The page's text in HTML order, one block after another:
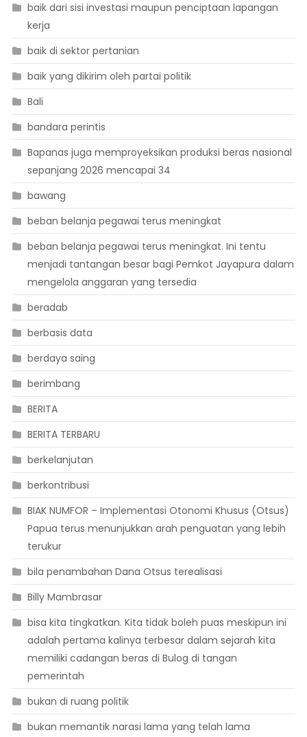
baik dari sisi investasi maupun penciptaan lapangan
kerja
baik di sektor pertanian
baik yang dikirim oleh partai politik
Bali
bandara perintis
Bapanas juga memproyeksikan produksi beras nasional
sepanjang 2026 mencapai 34
bawang
beban belanja pegawai terus meningkat
beban belanja pegawai terus meningkat. Ini tentu
menjadi tantangan besar bagi Pemkot Jayapura dalam
mengelola anggaran yang tersedia
beradab
berbasis data
berdaya saing
berimbang
BERITA
BERITA TERBARU
berkelanjutan
berkontribusi
BIAK NUMFOR – Implementasi Otonomi Khusus (Otsus)
Papua terus menunjukkan arah penguatan yang lebih
terukur
bila penambahan Dana Otsus terealisasi
Billy Mambrasar
bisa kita tingkatkan. Kita tidak boleh puas meskipun ini
adalah pertama kalinya terbesar dalam sejarah kita
memiliki cadangan beras di Bulog di tangan
pemerintah
bukan di ruang politik
bukan memantik narasi lama yang telah lama